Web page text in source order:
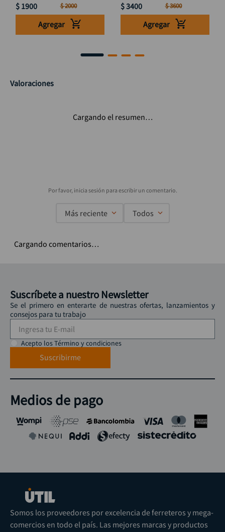
$ 1900 $2000
Agregar
$3400 $3600
Agregar
Valoraciones
Cargando el resumen…
Más reciente Todos
Cargando comentarios…
Suscríbete a nuestro Newsletter
Se el primero en enterarte de nuestras ofertas, lanzamientos y
consejos para tu trabajo
Acepto los Término y condiciones
Suscribirme
Medios de pago
Somos los proveedores por excelencia de ferreteros y mega-
comercios en todo el país. Las mejores marcas y productos